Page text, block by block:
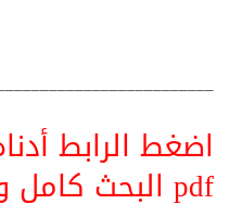
اضغط الرابط
pdf البحث كامل ومنسق جاهز